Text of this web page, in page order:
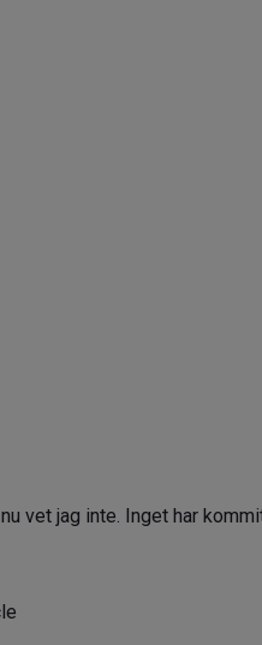
vet jag inte. Inget har